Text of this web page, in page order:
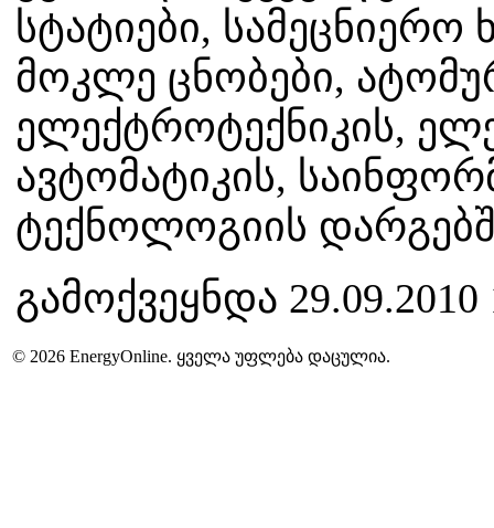
სტატიები, სამეცნიერო
მოკლე ცნობები,
ელექტროტექნიკის,
ავტომატიკის,
ტექნოლოგიის
გამოქვეყნდა 29.09.2010
© 2026 EnergyOnline. ყველა უფლება დაცულია.